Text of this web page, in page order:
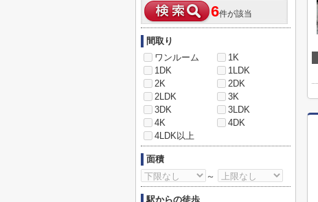
6件が該当
間取り
ワンルーム
1K
1DK
1LDK
2K
2DK
2LDK
3K
3DK
3LDK
4K
4DK
4LDK以上
面積
～
駅からの徒歩